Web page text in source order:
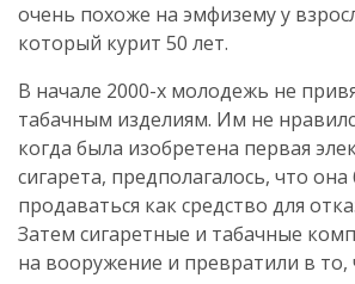
очень похоже на эмфизему у
который курит 50 лет.
В начале 2000-х молодежь не
табачным изделиям. Им не
когда была изобретена первая
сигарета, предполагалось, что она
продаваться как средство для
Затем сигаретные и табачные
на вооружение и превратили в то,